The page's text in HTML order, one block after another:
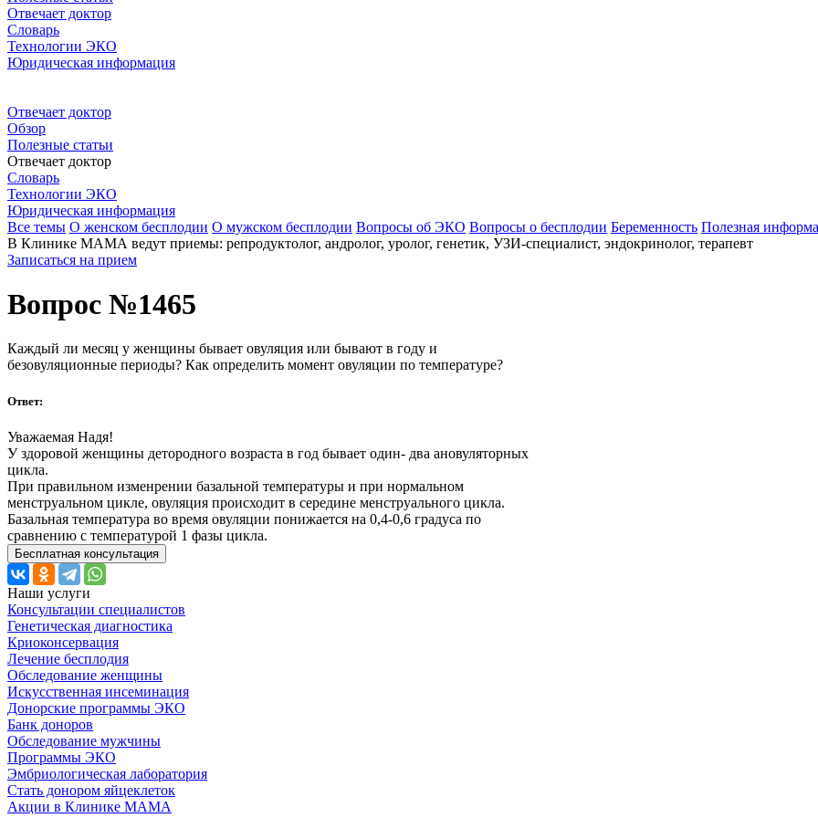
Отвечает доктор
Словарь
Технологии ЭКО
Юридическая информация
Отвечает доктор
Обзор
Полезные статьи
Отвечает доктор
Словарь
Технологии ЭКО
Юридическая информация
Все темы О женском бесплодии О мужском бесплодии Вопросы об ЭКО Вопросы о бесплодии Беременность Полезная
В Клинике МАМА ведут приемы: репродуктолог, андролог, уролог, генетик, УЗИ-специалист, эндокринолог, терапевт
Записаться на прием
Вопрос №1465
Каждый ли месяц у женщины бывает овуляция или бывают в году и
безовуляционные периоды? Как определить момент овуляции по температуре?
Ответ:
Уважаемая Надя!
У здоровой женщины детородного возраста в год бывает один- два ановуляторных
цикла.
При правильном изменрении базальной температуры и при нормальном
менструальном цикле, овуляция происходит в середине менструального цикла.
Базальная температура во время овуляции понижается на 0,4-0,6 градуса по
сравнению с температурой 1 фазы цикла.
Бесплатная консультация
Наши услуги
Консультации специалистов
Генетическая диагностика
Криоконсервация
Лечение бесплодия
Обследование женщины
Искусственная инсеминация
Донорские программы ЭКО
Банк доноров
Обследование мужчины
Программы ЭКО
Эмбриологическая лаборатория
Стать донором яйцеклеток
Акции в Клинике МАМА